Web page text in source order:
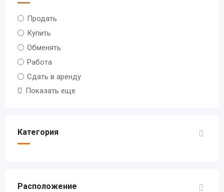
Продать
Купить
Обменять
Работа
Сдать в аренду
Показать еще
Категория
Расположение